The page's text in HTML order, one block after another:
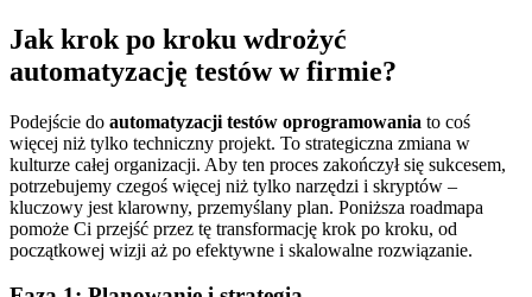
Jak krok po kroku wdrożyć
automatyzację testów w firmie?
Podejście do automatyzacji testów oprogramowania to coś
więcej niż tylko techniczny projekt. To strategiczna zmiana w
kulturze całej organizacji. Aby ten proces zakończył się sukcesem,
potrzebujemy czegoś więcej niż tylko narzędzi i skryptów –
kluczowy jest klarowny, przemyślany plan. Poniższa roadmapa
pomoże Ci przejść przez tę transformację krok po kroku, od
początkowej wizji aż po efektywne i skalowalne rozwiązanie.